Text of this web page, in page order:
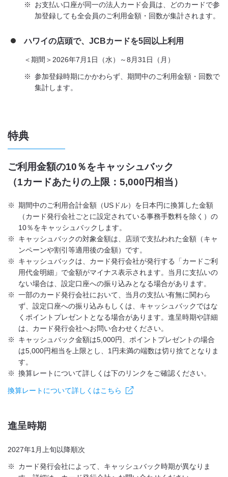
※
お支払い口座が同一の法人カード会員は、どのカードで参
加登録しても全会員のご利用金額・回数が集計されます。
ハワイの店頭で、JCBカードを5回以上利用
＜期間＞2026年7月1日（水）～8月31日（月）
※ 参加登録時期にかかわらず、期間中のご利用金額・回数で
集計します。
特典
ご利用金額の10％をキャッシュバック
（1カードあたりの上限：5,000円相当）
※ 期間中のご利用合計金額（USドル）を日本円に換算した金額
（カード発行会社ごとに設定されている事務手数料を除く）の
10％をキャッシュバックします。
※
キャッシュバックの対象金額は、店頭で支払われた金額（キャ
ンペーンや割引等適用後の金額）です。
※
キャッシュバックは、カード発行会社が発行する「カードご利
用代金明細」で金額がマイナス表示されます。当月に支払いの
ない場合は、設定口座への振り込みとなる場合があります。
※ 一部のカード発行会社において、当月の支払い有無に関わら
ず、設定口座への振り込みもしくは、キャッシュバックではな
くポイントプレゼントとなる場合があります。進呈時期や詳細
は、カード発行会社へお問い合わせください。
※
キャッシュバック金額は5,000円、ポイントプレゼントの場合
は5,000円相当を上限とし、1円未満の端数は切り捨てとなりま
す。
※ 換算レートについて詳しくは下のリンクをご確認ください。
換算レートについて詳しくはこちら
進呈時期
2027年1月上旬以降順次
※
カード発行会社によって、キャッシュバック時期が異なりま